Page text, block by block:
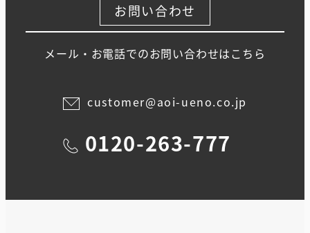
お問い合わせ
メール・お電話でのお問い合わせはこちら
customer@aoi-ueno.co.jp
0120-263-777